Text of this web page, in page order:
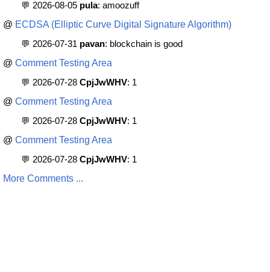
💬 2026-08-05 pula: amoozuff
@ ECDSA (Elliptic Curve Digital Signature Algorithm)
💬 2026-07-31 pavan: blockchain is good
@ Comment Testing Area
💬 2026-07-28 CpjJwWHV: 1
@ Comment Testing Area
💬 2026-07-28 CpjJwWHV: 1
@ Comment Testing Area
💬 2026-07-28 CpjJwWHV: 1
More Comments ...